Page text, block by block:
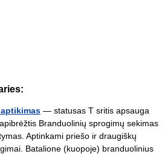
— statusas T sritis apsauga
Branduolinių sprogimų sekimas
Aptinkami priešo ir draugiškų
Batalione (kuopoje) branduolinius